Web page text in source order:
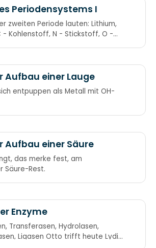
Periodensystems I
zweiten Periode lauten: Lithium,
- Kohlenstoff, N - Stickstoff, O -
nicht ohne feine
Aufbau einer Lauge
entpuppen als Metall mit OH-
Aufbau einer Säure
das merke fest, am
Säure-Rest.
Enzyme
Transferasen, Hydrolasen,
Ligasen Otto trifft heute Lydia